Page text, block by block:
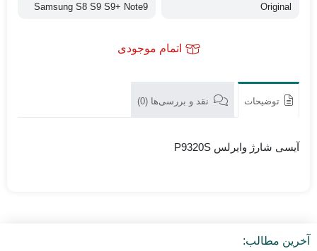
Original
Samsung S8 S9 S9+ Note9
اتمام موجودی
توضیحات نقد و بررسی‌ها (0)
آیسی شارژ وایرلس P9320S
آخرین مطالب: